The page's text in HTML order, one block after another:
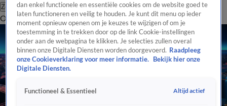
Zoeken
OverzichtRegioUitzendingenWeerTip de redactiePanelVideo's
dan enkel functionele en essentiële cookies om de website goed te
laten functioneren en veilig te houden. Je kunt dit menu op ieder
moment opnieuw openen om je keuzes te wijzigen of om je
toestemming in te trekken door op de link Cookie-instellingen
onder aan de webpagina te klikken. Je selecties zullen overal
binnen onze Digitale Diensten worden doorgevoerd. Raadpleeg
onze Cookieverklaring voor meer informatie.
Bekijk hier onze
Digitale Diensten.
Functioneel & Essentieel Altijd actief